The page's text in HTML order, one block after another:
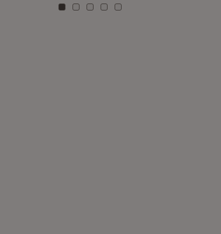
Zu Kachel: 0
Zu Kachel: 3
Zu Kachel: 6
Zu Kachel: 9
Zu Kachel: 12